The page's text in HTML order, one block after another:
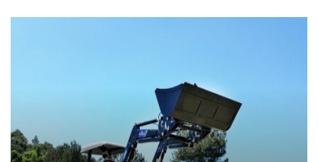
para os próximos anos.